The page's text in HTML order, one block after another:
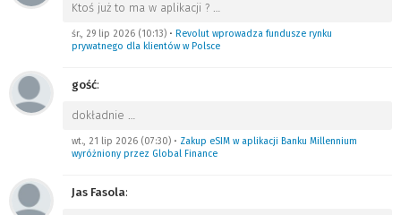
Ktoś już to ma w aplikacji ? …
śr., 29 lip 2026 (10:13) • Revolut wprowadza fundusze rynku
prywatnego dla klientów w Polsce
gość:
dokładnie …
wt., 21 lip 2026 (07:30) • Zakup eSIM w aplikacji Banku Millennium
wyróżniony przez Global Finance
Jas Fasola: